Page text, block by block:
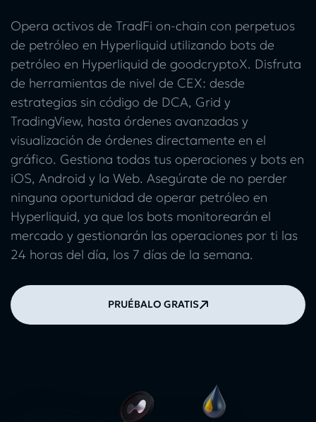
Opera activos de TradFi on-chain con perpetuos
de petróleo en Hyperliquid utilizando bots de
petróleo en Hyperliquid de goodcryptoX. Disfruta
de herramientas de nivel de CEX: desde
estrategias sin código de DCA, Grid y
TradingView, hasta órdenes avanzadas y
visualización de órdenes directamente en el
gráfico. Gestiona todas tus operaciones y bots en
iOS, Android y la Web. Asegúrate de no perder
ninguna oportunidad de operar petróleo en
Hyperliquid, ya que los bots monitorearán el
mercado y gestionarán las operaciones por ti las
24 horas del día, los 7 días de la semana.
PRUÉBALO GRATIS